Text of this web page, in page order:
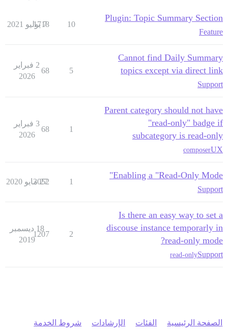
Plugin: Topic Summary Section
Feature
10
1718
7 يوليو 2021
Cannot find Daily Summary
topics except via direct link
Support
5
68
2 فبراير
2026
Parent category should not have
"read-only" badge if
subcategory is read-only
UX
composer
1
68
3 فبراير
2026
Enabling a "Read-Only Mode"
Support
1
3052
27 مايو 2020
Is there an easy way to set a
discouse instance temporarly in
read-only mode?
Support
read-only
2
1207
18 ديسمبر
2019
الصفحة الرئيسية الفئات الإرشادات شروط الخدمة